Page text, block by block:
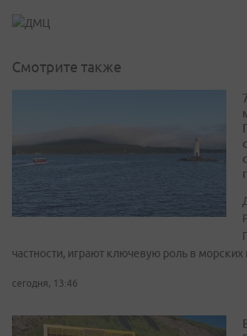
Смотрите также
частности, играют ключевую роль в морских
сегодня, 13:46